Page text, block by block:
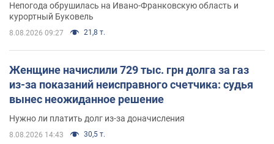
Непогода обрушилась на Ивано-Франковскую область и
курортный Буковель
8.08.2026 09:27 21,8 т.
Женщине начислили 729 тыс. грн долга за газ
из-за показаний неисправного счетчика: судья
вынес неожиданное решение
Нужно ли платить долг из-за доначисления
8.08.2026 14:43 30,5 т.